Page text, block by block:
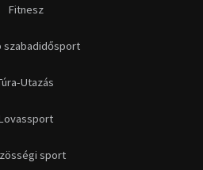
Fitnesz
szabadidősport
Utazás
sport